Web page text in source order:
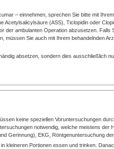
– einnehmen, sprechen Sie bitte mit
Acetylsalicylsäure (ASS), Ticlopidin oder
der ambulanten Operation abzusetzen. Falls
müssen Sie auch mit Ihrem behandelnden
absetzen, sondern dies ausschließlich
keine speziellen Voruntersuchungen
notwendig, welche meistens der
Gerinnung), EKG, Röntgenuntersuchung der
kleineren Portionen essen und trinken.